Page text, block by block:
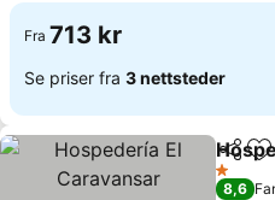
Fra 713 kr
Se priser fra 3 nettsteder
Del
1 Stjerner
8,6